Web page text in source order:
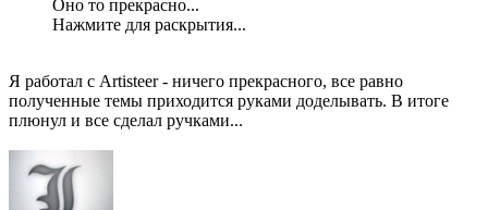
Оно то прекрасно...
Нажмите для раскрытия...
Я работал с Artisteer - ничего прекрасного, все равно
полученные темы приходится руками доделывать. В итоге
плюнул и все сделал ручками...